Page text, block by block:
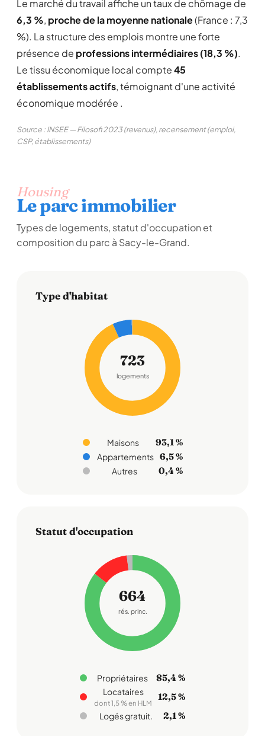
Le marché du travail affiche un taux de chômage de
6,3 %, proche de la moyenne nationale(France : 7,3
%). La structure des emplois montre une forte
présence de professions intermédiaires (18,3 %).
Le tissu économique local compte45
établissements actifs, témoignant d'une activité
économique modérée .
Source : INSEE — Filosofi 2023 (revenus), recensement (emploi,
CSP, établissements)
Housing
Le parc immobilier
Types de logements, statut d'occupation et
composition du parc à Sacy-le-Grand.
Type d'habitat
723
logements
Maisons 93,1 %
Appartements 6,5 %
Autres 0,4 %
Statut d'occupation
664
rés. princ.
Propriétaires 85,4 %
Locataires
dont 1,5 % en HLM
12,5 %
Logés gratuit. 2,1 %